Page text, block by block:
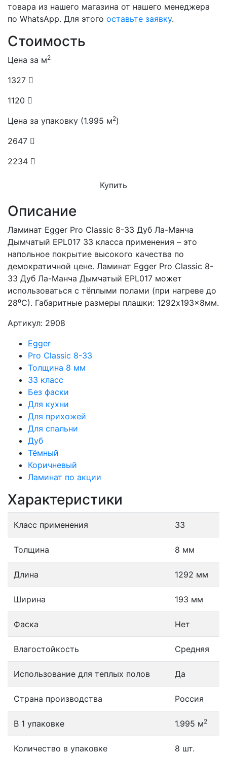
товара из нашего магазина от нашего менеджера
по WhatsApp. Для этого оставьте заявку.
Стоимость
Цена за м2
1327
1120
Цена за упаковку (1.995 м2)
2647
2234
Купить
Описание
Ламинат Egger Pro Classic 8-33 Дуб Ла-Манча
Дымчатый EPL017 33 класса применения – это
напольное покрытие высокого качества по
демократичной цене. Ламинат Egger Pro Classic 8-
33 Дуб Ла-Манча Дымчатый EPL017 может
использоваться с тёплыми полами (при нагреве до
28⁰С). Габаритные размеры плашки: 1292x193x8мм.
Артикул: 2908
Egger
Pro Classic 8-33
Толщина 8 мм
33 класс
Без фаски
Для кухни
Для прихожей
Для спальни
Дуб
Тёмный
Коричневый
Ламинат по акции
Характеристики
Класс применения 33
Толщина 8 мм
Длина 1292 мм
Ширина 193 мм
Фаска Нет
Влагостойкость Средняя
Использование для теплых полов Да
Страна производства Россия
В 1 упаковке 1.995 м2
Количество в упаковке 8 шт.